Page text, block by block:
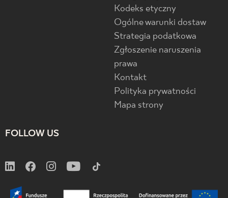
Kodeks etyczny
Ogólne warunki dostaw
Strategia podatkowa
Zgłoszenie naruszenia
prawa
Kontakt
Polityka prywatności
Mapa strony
FOLLOW US